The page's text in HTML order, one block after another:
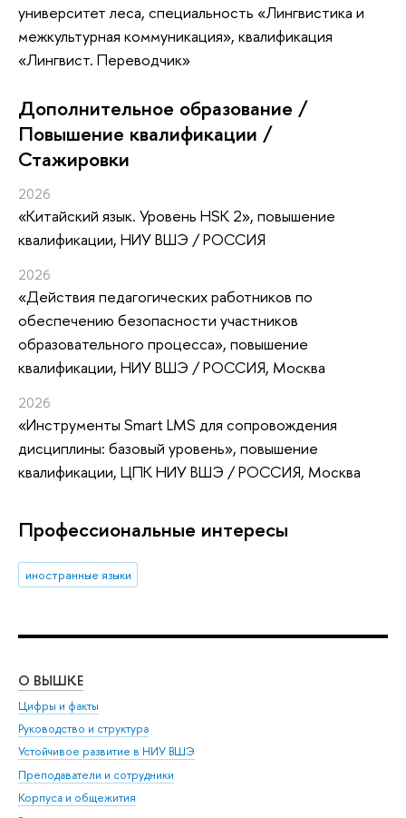
университет леса, специальность «Лингвистика и
межкультурная коммуникация», квалификация
«Лингвист. Переводчик»
Дополнительное образование /
Повышение квалификации /
Стажировки
2026
«Китайский язык. Уровень HSK 2», повышение
квалификации, НИУ ВШЭ / РОССИЯ
2026
«Действия педагогических работников по
обеспечению безопасности участников
образовательного процесса», повышение
квалификации, НИУ ВШЭ / РОССИЯ, Москва
2026
«Инструменты Smart LMS для сопровождения
дисциплины: базовый уровень», повышение
квалификации, ЦПК НИУ ВШЭ / РОССИЯ, Москва
Профессиональные интересы
иностранные языки
О ВЫШКЕ
Цифры и факты
Руководство и структура
Устойчивое развитие в НИУ ВШЭ
Преподаватели и сотрудники
Корпуса и общежития